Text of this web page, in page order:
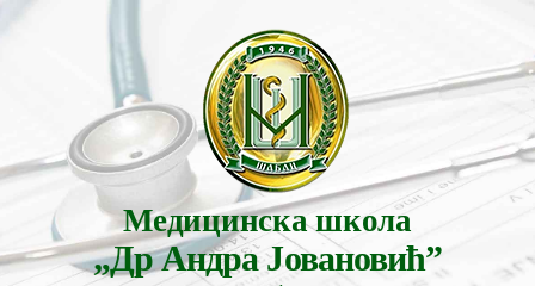
Медицинска школа
„Др Андра Јовановић”